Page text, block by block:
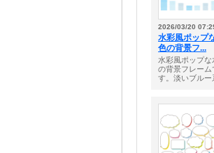
2026/03/20
水彩風ポップ
色の背景フ...
水彩風ポップな
の背景フレーム
す。淡いブルー